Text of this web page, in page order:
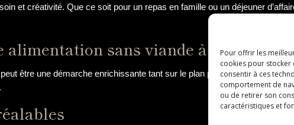
Pour offrir les
cookies pour stocker
consentir à ces
comportement de
ou de retirer son
caractéristiques et
et créativité. Que ce soit pour un repas en famille ou un déjeuner
alimentation sans viande à Juvignac
être une démarche enrichissante tant sur le plan personnel que pour